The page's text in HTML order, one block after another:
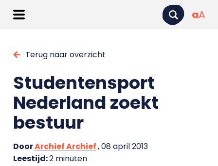
aA
Terug naar overzicht
Studentensport
Nederland zoekt
bestuur
DoorArchief Archief, 08 april 2013
Leestijd:2 minuten